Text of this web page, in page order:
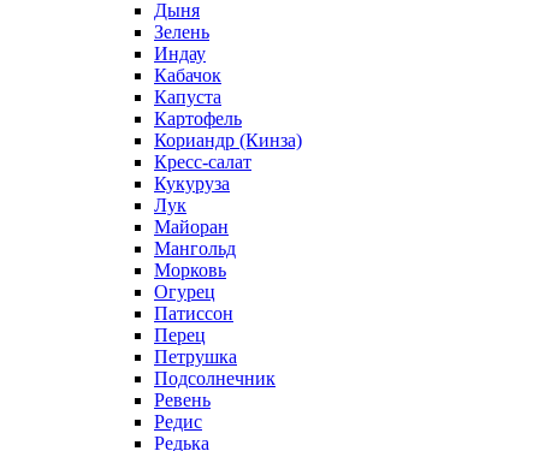
Дыня
Зелень
Индау
Кабачок
Капуста
Картофель
Кориандр (Кинза)
Кресс-салат
Кукуруза
Лук
Майоран
Мангольд
Морковь
Огурец
Патиссон
Перец
Петрушка
Подсолнечник
Ревень
Редис
Редька